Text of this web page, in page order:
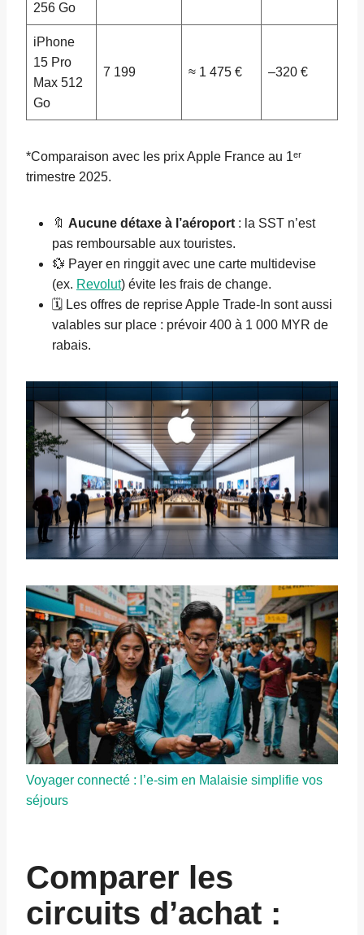
256 Go
iPhone
15 Pro
Max 512
Go
7 199 ≈ 1 475 € –320 €
*Comparaison avec les prix Apple France au 1ᵉʳ
trimestre 2025.
🔖 Aucune détaxe à l’aéroport : la SST n’est
pas remboursable aux touristes.
💱 Payer en ringgit avec une carte multidevise
(ex. Revolut) évite les frais de change.
🗓️ Les offres de reprise Apple Trade-In sont aussi
valables sur place : prévoir 400 à 1 000 MYR de
rabais.
Voyager connecté : l’e-sim en Malaisie simplifie vos
séjours
Comparer les
circuits d’achat :